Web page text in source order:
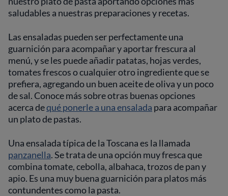
saludables a nuestras preparaciones y recetas.
Las ensaladas pueden ser perfectamente una
guarnición para acompañar y aportar frescura al
menú, y se les puede añadir patatas, hojas verdes,
tomates frescos o cualquier otro ingrediente que se
prefiera, agregando un buen aceite de oliva y un poco
de sal. Conoce más sobre otras buenas opciones
acerca dequé ponerle a una ensalada para acompañar
un plato de pastas.
Una ensalada típica de la Toscana es la llamada
panzanella. Se trata de una opción muy fresca que
combina tomate, cebolla, albahaca, trozos de pan y
apio. Es una muy buena guarnición para platos más
contundentes como la pasta.